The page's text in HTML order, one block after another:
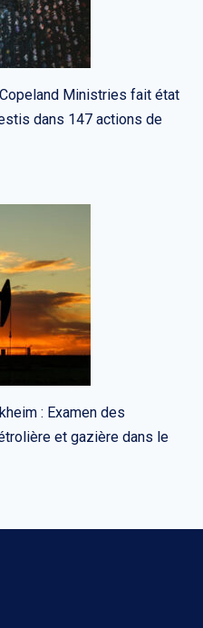
Ministries fait état
dans 147 actions de
: Examen des
et gazière dans le